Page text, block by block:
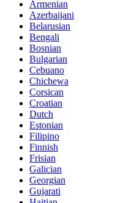
Armenian
Azerbaijani
Belarusian
Bengali
Bosnian
Bulgarian
Cebuano
Chichewa
Corsican
Croatian
Dutch
Estonian
Filipino
Finnish
Frisian
Galician
Georgian
Gujarati